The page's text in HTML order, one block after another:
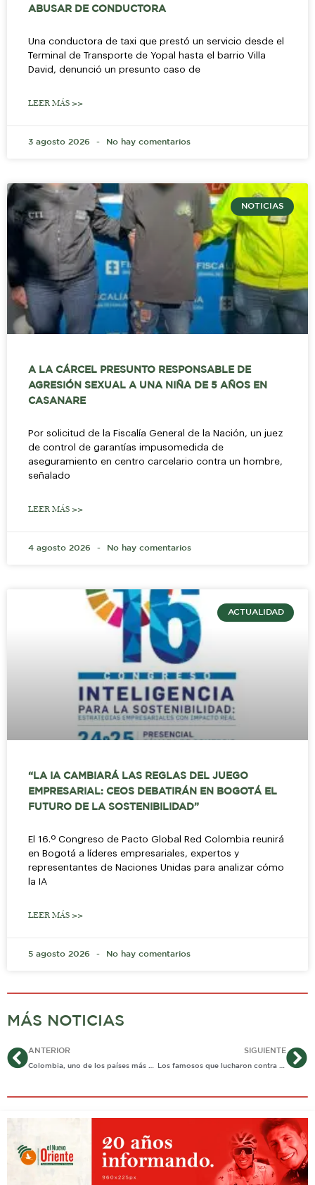
ABUSAR DE CONDUCTORA
Una conductora de taxi que prestó un servicio desde el
Terminal de Transporte de Yopal hasta el barrio Villa
David, denunció un presunto caso de
LEER MÁS >>
3 agosto 2026 No hay comentarios
NOTICIAS
A LA CÁRCEL PRESUNTO RESPONSABLE DE
AGRESIÓN SEXUAL A UNA NIÑA DE 5 AÑOS EN
CASANARE
Por solicitud de la Fiscalía General de la Nación, un juez
de control de garantías impusomedida de
aseguramiento en centro carcelario contra un hombre,
señalado
LEER MÁS >>
4 agosto 2026 No hay comentarios
ACTUALIDAD
“LA IA CAMBIARÁ LAS REGLAS DEL JUEGO
EMPRESARIAL: CEOS DEBATIRÁN EN BOGOTÁ EL
FUTURO DE LA SOSTENIBILIDAD”
El 16.º Congreso de Pacto Global Red Colombia reunirá
en Bogotá a líderes empresariales, expertos y
representantes de Naciones Unidas para analizar cómo
la IA
LEER MÁS >>
5 agosto 2026 No hay comentarios
MÁS NOTICIAS
AntANTERIOR
Colombia, uno de los países más afectados por ciberataques.
SIGUIENTE
Los famosos que lucharon contra el estigma del SIDA